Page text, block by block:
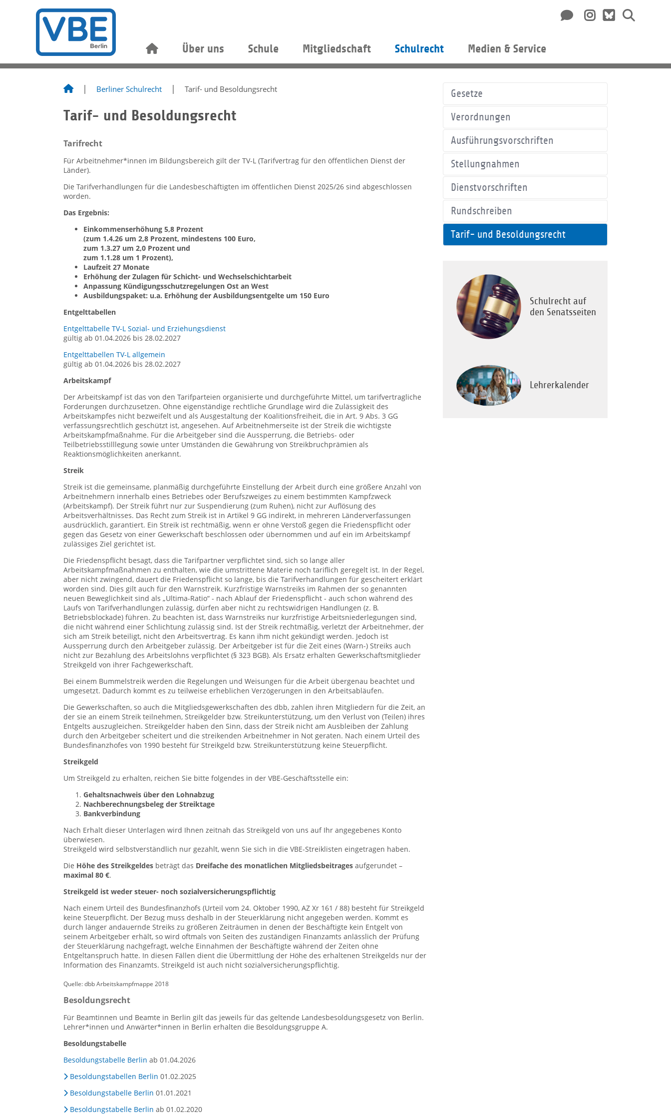
Über uns Schule Mitgliedschaft Schulrecht Medien & Service
Berliner Schulrecht Tarif- und Besoldungsrecht
Tarif- und Besoldungsrecht
Tarifrecht
Für Arbeitnehmer*innen im Bildungsbereich gilt der TV-L (Tarifvertrag für den öffentlichen Dienst der
Länder).
Die Tarifverhandlungen für die Landesbeschäftigten im öffentlichen Dienst 2025/26 sind abgeschlossen
worden.
Das Ergebnis:
Einkommenserhöhung 5,8 Prozent
(zum 1.4.26 um 2,8 Prozent, mindestens 100 Euro,
zum 1.3.27 um 2,0 Prozent und
zum 1.1.28 um 1 Prozent),
Laufzeit 27 Monate
Erhöhung der Zulagen für Schicht- und Wechselschichtarbeit
Anpassung Kündigungsschutzregelungen Ost an West
Ausbildungspaket: u.a. Erhöhung der Ausbildungsentgelte um 150 Euro
Entgelttabellen
Entgelttabelle TV-L Sozial- und Erziehungsdienst
gültig ab 01.04.2026 bis 28.02.2027
Entgelttabellen TV-L allgemein
gültig ab 01.04.2026 bis 28.02.2027
Arbeitskampf
Der Arbeitskampf ist das von den Tarifparteien organisierte und durchgeführte Mittel, um tarifvertragliche
Forderungen durchzusetzen. Ohne eigenständige rechtliche Grundlage wird die Zulässigkeit des
Arbeitskampfes nicht bezweifelt und als Ausgestaltung der Koalitionsfreiheit, die in Art. 9 Abs. 3 GG
verfassungsrechtlich geschützt ist, angesehen. Auf Arbeitnehmerseite ist der Streik die wichtigste
Arbeitskampfmaßnahme. Für die Arbeitgeber sind die Aussperrung, die Betriebs- oder
Teilbetriebsstilllegung sowie unter Umständen die Gewährung von Streikbruchprämien als
Reaktionsmöglichkeiten anerkannt.
Streik
Streik ist die gemeinsame, planmäßig durchgeführte Einstellung der Arbeit durch eine größere Anzahl von
Arbeitnehmern innerhalb eines Betriebes oder Berufszweiges zu einem bestimmten Kampfzweck
(Arbeitskampf). Der Streik führt nur zur Suspendierung (zum Ruhen), nicht zur Auflösung des
Arbeitsverhältnisses. Das Recht zum Streik ist in Artikel 9 GG indirekt, in mehreren Länderverfassungen
ausdrücklich, garantiert. Ein Streik ist rechtmäßig, wenn er ohne Verstoß gegen die Friedenspflicht oder
gegen das Gesetz von einer Gewerkschaft beschlossen oder übernommen und auf ein im Arbeitskampf
zulässiges Ziel gerichtet ist.
Die Friedenspflicht besagt, dass die Tarifpartner verpflichtet sind, sich so lange aller
Arbeitskampfmaßnahmen zu enthalten, wie die umstrittene Materie noch tariflich geregelt ist. In der Regel,
aber nicht zwingend, dauert die Friedenspflicht so lange, bis die Tarifverhandlungen für gescheitert erklärt
worden sind. Dies gilt auch für den Warnstreik. Kurzfristige Warnstreiks im Rahmen der so genannten
neuen Beweglichkeit sind als „Ultima-Ratio“ - nach Ablauf der Friedenspflicht - auch schon während des
Laufs von Tarifverhandlungen zulässig, dürfen aber nicht zu rechtswidrigen Handlungen (z. B.
Betriebsblockade) führen. Zu beachten ist, dass Warnstreiks nur kurzfristige Arbeitsniederlegungen sind,
die nicht während einer Schlichtung zulässig sind. Ist der Streik rechtmäßig, verletzt der Arbeitnehmer, der
sich am Streik beteiligt, nicht den Arbeitsvertrag. Es kann ihm nicht gekündigt werden. Jedoch ist
Aussperrung durch den Arbeitgeber zulässig. Der Arbeitgeber ist für die Zeit eines (Warn-) Streiks auch
nicht zur Bezahlung des Arbeitslohns verpflichtet (§ 323 BGB). Als Ersatz erhalten Gewerkschaftsmitglieder
Streikgeld von ihrer Fachgewerkschaft.
Bei einem Bummelstreik werden die Regelungen und Weisungen für die Arbeit übergenau beachtet und
umgesetzt. Dadurch kommt es zu teilweise erheblichen Verzögerungen in den Arbeitsabläufen.
Die Gewerkschaften, so auch die Mitgliedsgewerkschaften des dbb, zahlen ihren Mitgliedern für die Zeit, an
der sie an einem Streik teilnehmen, Streikgelder bzw. Streikunterstützung, um den Verlust von (Teilen) ihres
Entgelts auszugleichen. Streikgelder haben den Sinn, dass der Streik nicht am Ausbleiben der Zahlung
durch den Arbeitgeber scheitert und die streikenden Arbeitnehmer in Not geraten. Nach einem Urteil des
Bundesfinanzhofes von 1990 besteht für Streikgeld bzw. Streikunterstützung keine Steuerpflicht.
Streikgeld
Um Streikgeld zu erhalten, reichen Sie bitte folgendes in der VBE-Geschäftsstelle ein:
Gehaltsnachweis über den Lohnabzug
Nachberechnungsbeleg der Streiktage
Bankverbindung
Nach Erhalt dieser Unterlagen wird Ihnen zeitnah das Streikgeld von uns auf Ihr angegebenes Konto
überwiesen.
Streikgeld wird selbstverständlich nur gezahlt, wenn Sie sich in die VBE-Streiklisten eingetragen haben.
Die Höhe des Streikgeldes beträgt das Dreifache des monatlichen Mitgliedsbeitrages aufgerundet –
maximal 80 €.
Streikgeld ist weder steuer- noch sozialversicherungspflichtig
Nach einem Urteil des Bundesfinanzhofs (Urteil vom 24. Oktober 1990, AZ Xr 161 / 88) besteht für Streikgeld
keine Steuerpflicht. Der Bezug muss deshalb in der Steuerklärung nicht angegeben werden. Kommt es
durch länger andauernde Streiks zu größeren Zeiträumen in denen der Beschäftigte kein Entgelt von
seinem Arbeitgeber erhält, so wird oftmals von Seiten des zuständigen Finanzamts anlässlich der Prüfung
der Steuerklärung nachgefragt, welche Einnahmen der Beschäftigte während der Zeiten ohne
Entgeltanspruch hatte. In diesen Fällen dient die Übermittlung der Höhe des erhaltenen Streikgelds nur der
Information des Finanzamts. Streikgeld ist auch nicht sozialversicherungspflichtig.
Quelle: dbb Arbeitskampfmappe 2018
Besoldungsrecht
Für Beamtinnen und Beamte in Berlin gilt das jeweils für das geltende Landesbesoldungsgesetz von Berlin.
Lehrer*innen und Anwärter*innen in Berlin erhalten die Besoldungsgruppe A.
Besoldungstabelle
Besoldungstabelle Berlin ab 01.04.2026
Besoldungstabellen Berlin 01.02.2025
Besoldungstabelle Berlin 01.01.2021
Besoldungstabelle Berlin ab 01.02.2020
Gesetze
Verordnungen
Ausführungsvorschriften
Stellungnahmen
Dienstvorschriften
Rundschreiben
Tarif- und Besoldungsrecht
Schulrecht auf
den Senatsseiten
Lehrerkalender